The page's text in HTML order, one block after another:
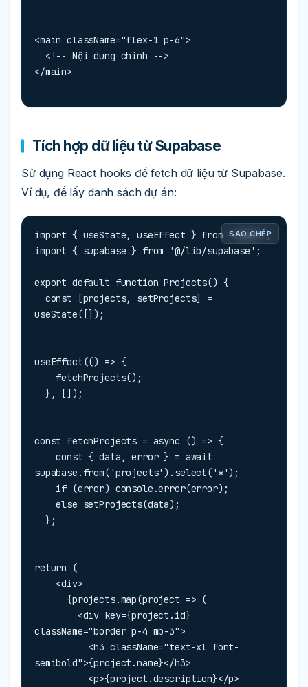
<main className="flex-1 p-6">
</main>
Tích hợp dữ liệu từ Supabase
Sử dụng React hooks để fetch dữ liệu từ Supabase.
Ví dụ, để lấy danh sách dự án:
SAO CHÉP
import { useState, useEffect } from 'react';
import { supabase } from '@/lib/supabase';
export default function Projects() {
useState([]);
useEffect(() => {
  }, []);
const fetchProjects = async () => {
    const { data, error } = await
supabase.from('projects').select('*');
    else setProjects(data);
  };
return (
      {projects.map(project => (
className="border p-4 mb-3">
semibold">{project.name}</h3>